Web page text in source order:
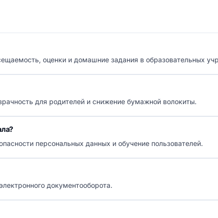
оценки и домашние задания в образовательных
для родителей и снижение бумажной волокиты.
персональных данных и обучение пользователей.
документооборота.